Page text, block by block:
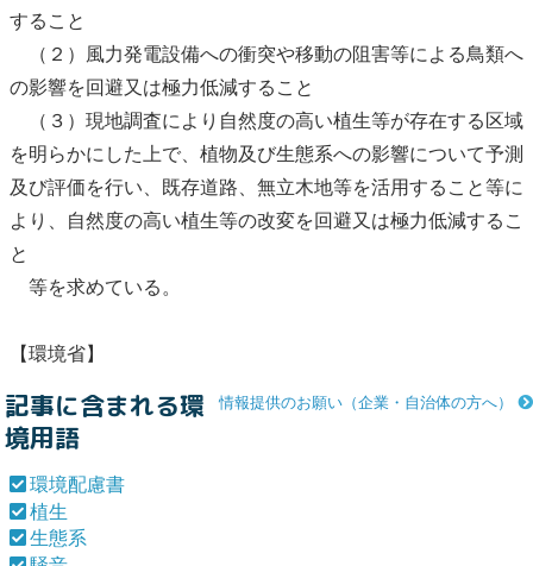
すること
（２）
風力発電設備への衝突や移動の阻害等による鳥類へ
の影響を回避又は極力低減すること
（３）現地調査により自然度の高い植生等が存在する区域
を明らかにした上で、植物及び生態系への影響について予測
及び評価を行い、既存道路、無立木地等を活用すること等に
より、自然度の高い植生等の改変を回避又は極力低減するこ
と
等を求めている。
【環境省】
情報提供のお願い（企業・自治体の方へ）
記事に含まれる環
境用語
環境配慮書
植生
生態系